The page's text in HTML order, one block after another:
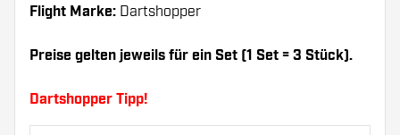
Flight Marke: Dartshopper
Preise gelten jeweils für ein Set (1 Set = 3 Stück).
Dartshopper Tipp!